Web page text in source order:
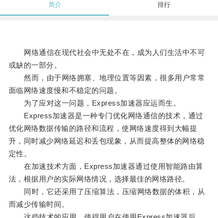
简介 排行
网络通信在现代社会中无处不在，成为人们生活中不可
或缺的一部分。
然而，由于网络拥塞、地理位置等因素，很多用户常常
面临网络速度慢和不稳定的问题。
为了应对这一问题，Express加速器应运而生。
Express加速器是一种专门优化网络通信的技术，通过
优化网络数据传输的路径和流程，使网络速度得到大幅提
升，同时减少网络延迟和丢包现象，从而提高整体的网络稳
定性。
在加速技术方面，Express加速器通过使用智能路由算
法，根据用户的实际网络情况，选择最佳的网络路径。
同时，它还采用了压缩算法，压缩网络数据的体积，从
而减少传输时间。